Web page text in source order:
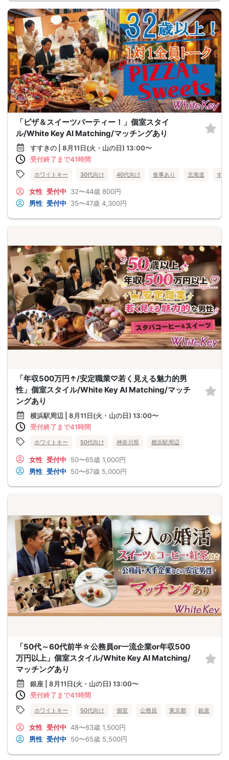
「ピザ＆スイーツパーティー！」個室スタイ
ル/White Key AI Matching/マッチングあり
すすきの | 8月11日(火・山の日) 13:00〜
受付終了まで41時間
ホワイトキー 30代向け 40代向け 食事あり 北海道 す
女性 受付中 32〜44歳 800円
男性 受付中 35〜47歳 4,300円
「年収500万円↑/安定職業♡若く見える魅力的男
性」個室スタイル/White Key AI Matching/マッチ
ングあり
横浜駅周辺 | 8月11日(火・山の日) 13:00〜
受付終了まで41時間
ホワイトキー 50代向け 神奈川県 横浜駅周辺
女性 受付中 50〜65歳 1,000円
男性 受付中 50〜67歳 5,000円
「50代～60代前半☆公務員or一流企業or年収500
万円以上」個室スタイル/White Key AI Matching/
マッチングあり
銀座 | 8月11日(火・山の日) 13:00〜
受付終了まで41時間
ホワイトキー 50代向け 個室 公務員 東京都 銀座
女性 受付中 48〜63歳 1,500円
男性 受付中 50〜65歳 5,500円